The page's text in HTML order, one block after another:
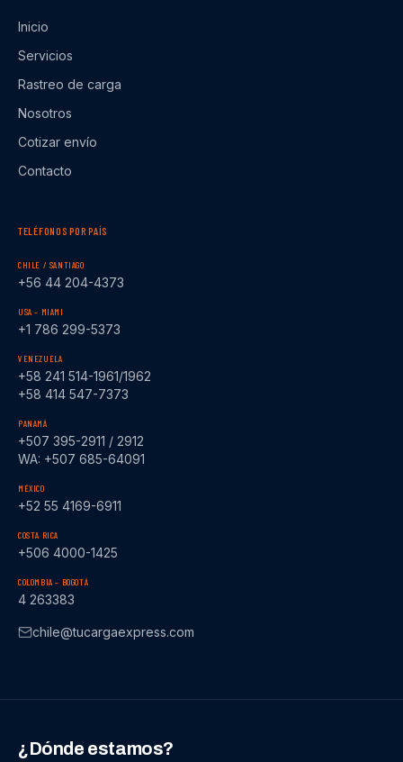
Inicio
Servicios
Rastreo de carga
Nosotros
Cotizar envío
Contacto
TELÉFONOS POR PAÍS
CHILE / SANTIAGO
+56 44 204-4373
USA – MIAMI
+1 786 299-5373
VENEZUELA
+58 241 514-1961/1962
+58 414 547-7373
PANAMÁ
+507 395-2911 / 2912
WA: +507 685-64091
MÉXICO
+52 55 4169-6911
COSTA RICA
+506 4000-1425
COLOMBIA – BOGOTÁ
4 263383
chile@tucargaexpress.com
¿Dónde estamos?